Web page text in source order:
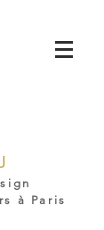
à Paris